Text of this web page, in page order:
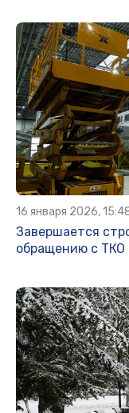
16 января 2026,
Завершается
обращению с ТКО